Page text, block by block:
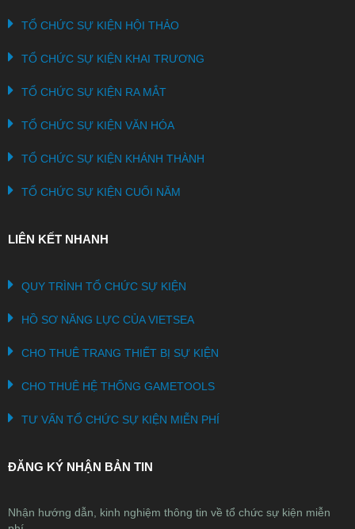
TỔ CHỨC SỰ KIỆN HỘI THẢO
TỔ CHỨC SỰ KIỆN KHAI TRƯƠNG
TỔ CHỨC SỰ KIỆN RA MẮT
TỔ CHỨC SỰ KIỆN VĂN HÓA
TỔ CHỨC SỰ KIỆN KHÁNH THÀNH
TỔ CHỨC SỰ KIỆN CUỐI NĂM
LIÊN KẾT NHANH
QUY TRÌNH TỔ CHỨC SỰ KIỆN
HỒ SƠ NĂNG LỰC CỦA VIETSEA
CHO THUÊ TRANG THIẾT BỊ SỰ KIỆN
CHO THUÊ HỆ THỐNG GAMETOOLS
TƯ VẤN TỔ CHỨC SỰ KIỆN MIỄN PHÍ
ĐĂNG KÝ NHẬN BẢN TIN
Nhận hướng dẫn, kinh nghiệm thông tin về tổ chức sự kiện miễn